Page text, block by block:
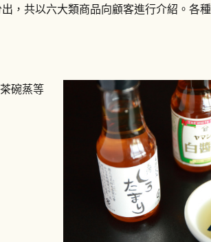
，共以六大類商品向顧客進行介紹。各
碗蒸等